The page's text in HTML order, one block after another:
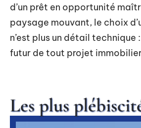
d’un prêt en opportunité
paysage mouvant, le choix
n’est plus un détail technique
futur de tout projet
Les plus